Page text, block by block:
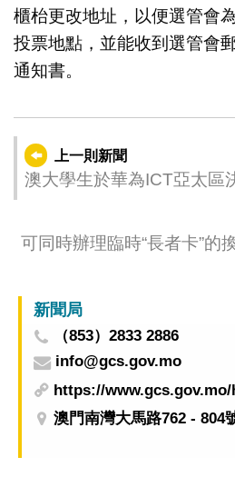
櫃枱更改地址，以便選管會
投票地點，並能收到選管會
通知書。
上一則新聞
澳大學生於華為ICT亞太區
可同時辦理臨時“長者卡”的
新聞局
（853）2833 2886
info@gcs.gov.mo
https://
澳門南灣大馬路762 - 804